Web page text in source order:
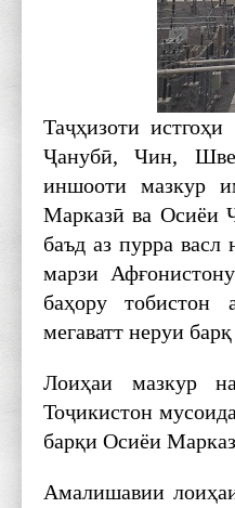
Таҷҳизоти
Ҷанубӣ, Чин,
иншооти мазкур
Марказӣ ва Осиёи
баъд аз пурра
марзи
баҳору тобистон
мегаватт неруи
Лоиҳаи мазкур
Тоҷикистон
барқи Осиёи
Амалишавии